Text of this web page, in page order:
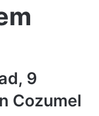
9
Cozumel